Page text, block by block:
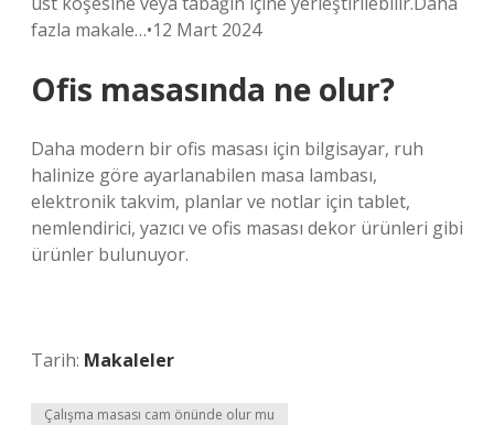
fazla makale…•12 Mart 2024
Ofis masasında ne olur?
Daha modern bir ofis masası için bilgisayar, ruh
halinize göre ayarlanabilen masa lambası,
elektronik takvim, planlar ve notlar için tablet,
nemlendirici, yazıcı ve ofis masası dekor ürünleri gibi
ürünler bulunuyor.
Tarih: Makaleler
Çalışma masası cam önünde olur mu